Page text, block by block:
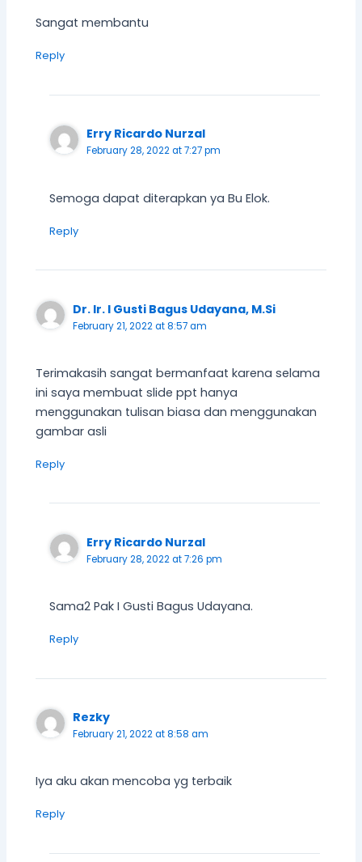
Sangat membantu
Reply
Erry Ricardo Nurzal
February 28, 2022 at 7:27 pm
Semoga dapat diterapkan ya Bu Elok.
Reply
Dr. Ir. I Gusti Bagus Udayana, M.Si
February 21, 2022 at 8:57 am
Terimakasih sangat bermanfaat karena selama
ini saya membuat slide ppt hanya
menggunakan tulisan biasa dan menggunakan
gambar asli
Reply
Erry Ricardo Nurzal
February 28, 2022 at 7:26 pm
Sama2 Pak I Gusti Bagus Udayana.
Reply
Rezky
February 21, 2022 at 8:58 am
Iya aku akan mencoba yg terbaik
Reply